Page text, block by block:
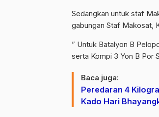
Sedangkan untuk staf
gabungan Staf Makosat,
” Untuk Batalyon B
serta Kompi 3 Yon B Por
Baca juga:
Peredaran 4
Kado Hari